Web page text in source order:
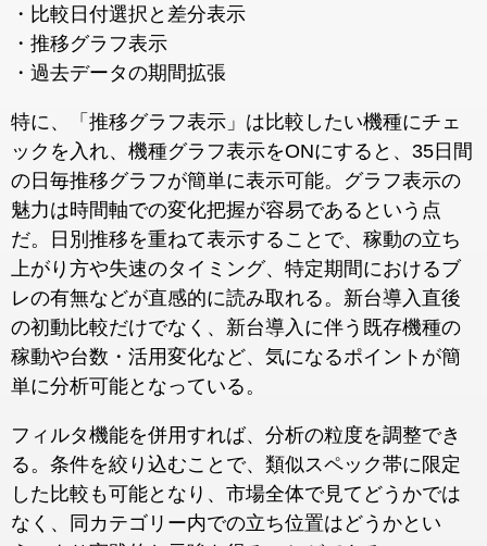
・比較日付選択と差分表示
・推移グラフ表示
・過去データの期間拡張
特に、「推移グラフ表示」は比較したい機種にチェ
ックを入れ、機種グラフ表示をONにすると、35日間
の日毎推移グラフが簡単に表示可能。グラフ表示の
魅力は時間軸での変化把握が容易であるという点
だ。日別推移を重ねて表示することで、稼動の立ち
上がり方や失速のタイミング、特定期間におけるブ
レの有無などが直感的に読み取れる。新台導入直後
の初動比較だけでなく、新台導入に伴う既存機種の
稼動や台数・活用変化など、気になるポイントが簡
単に分析可能となっている。
フィルタ機能を併用すれば、分析の粒度を調整でき
る。条件を絞り込むことで、類似スペック帯に限定
した比較も可能となり、市場全体で見てどうかでは
なく、同カテゴリー内での立ち位置はどうかとい